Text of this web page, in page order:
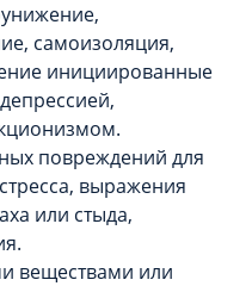
самоизоляция,
инициированные
повреждений для
выражения
или стыда,
веществами или